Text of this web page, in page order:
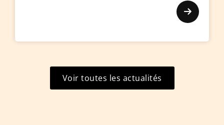
Voir toutes les actualités